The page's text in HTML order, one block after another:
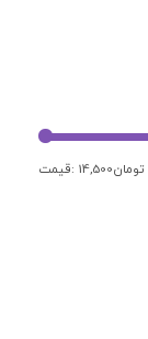
قيمت: 14,500تومان